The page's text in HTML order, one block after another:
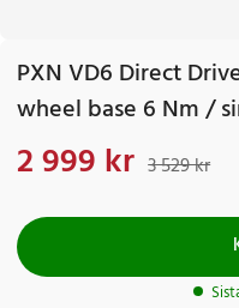
PXN VD6 Direct
wheel base 6 Nm /
Nuvarande pris:
2 999 kr 3 529 kr